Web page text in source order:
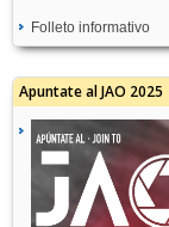
Folleto informativo
Apuntate al JAO 2025